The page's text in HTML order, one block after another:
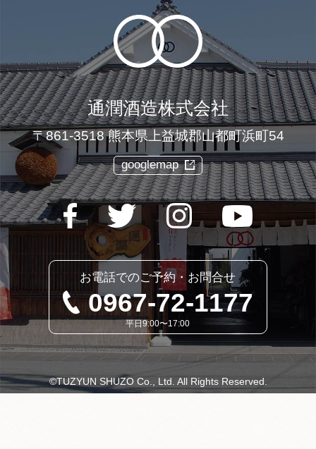
通潤酒造株式会社
〒861-3518 熊本県上益城郡山都町浜町54
googlemap
お電話でのご予約・お問合せ
0967-72-1177
平日9:00〜17:00
©TUZYUN SHUZO Co., Ltd. All Rights Reserved.